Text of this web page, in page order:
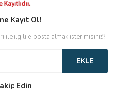
Kayıt Ol!
ile ilgili e-posta almak ister misiniz?
EKLE
Edin